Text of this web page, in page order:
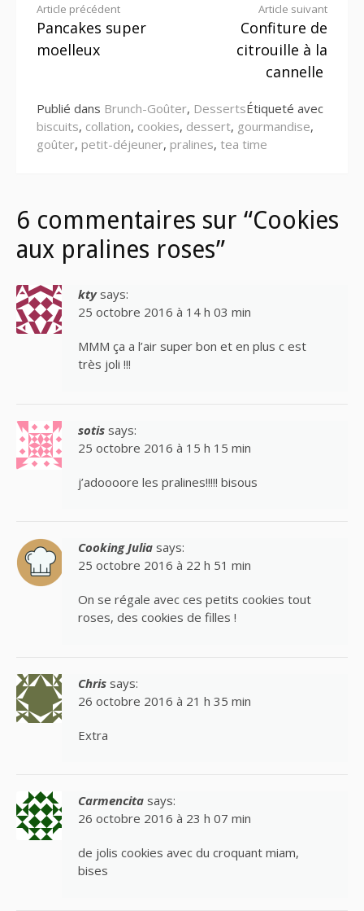
Lire
la
Article précédent
Pancakes super
moelleux
Article suivant
Confiture de
citrouille à la
cannelle
Publié dans Brunch-Goûter, DessertsÉtiqueté avec
biscuits, collation, cookies, dessert, gourmandise,
goûter, petit-déjeuner, pralines, tea time
6 commentaires sur “Cookies
aux pralines roses”
kty says:
25 octobre 2016 à 14 h 03 min
MMM ça a l’air super bon et en plus c est
très joli !!!
sotis says:
25 octobre 2016 à 15 h 15 min
j’adoooore les pralines!!!!! bisous
Cooking Julia says:
25 octobre 2016 à 22 h 51 min
On se régale avec ces petits cookies tout
roses, des cookies de filles !
Chris says:
26 octobre 2016 à 21 h 35 min
Extra
Carmencita says:
26 octobre 2016 à 23 h 07 min
de jolis cookies avec du croquant miam,
bises